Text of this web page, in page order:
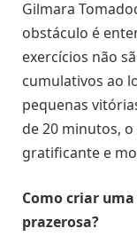
Gilmara
obstáculo é
exercícios não
cumulativos ao
pequenas
de 20 minutos,
gratificante e
Como criar
prazerosa?